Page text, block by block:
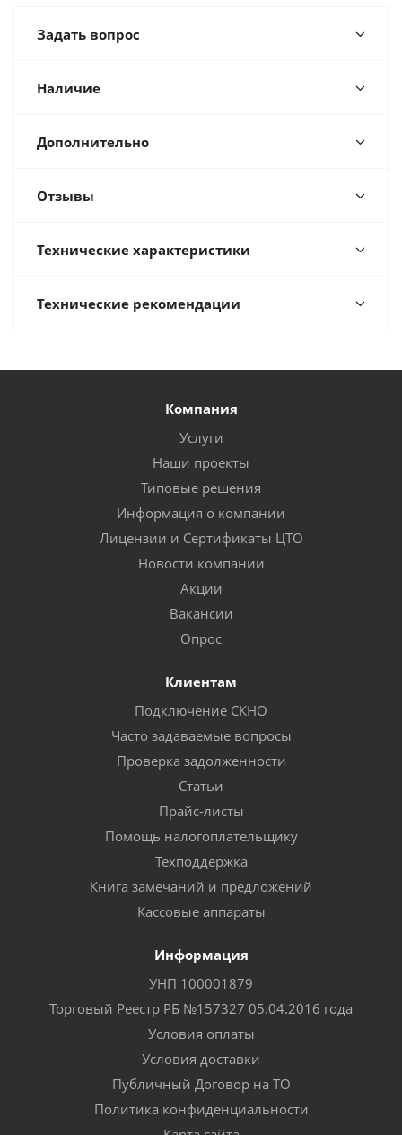
Задать вопрос
Наличие
Дополнительно
Отзывы
Технические характеристики
Технические рекомендации
Компания
Услуги
Наши проекты
Типовые решения
Информация о компании
Лицензии и Сертификаты ЦТО
Новости компании
Акции
Вакансии
Опрос
Клиентам
Подключение СКНО
Часто задаваемые вопросы
Проверка задолженности
Статьи
Прайс-листы
Помощь налогоплательщику
Техподдержка
Книга замечаний и предложений
Кассовые аппараты
Информация
УНП 100001879
Торговый Реестр РБ №157327 05.04.2016 года
Условия оплаты
Условия доставки
Публичный Договор на ТО
Политика конфиденциальности